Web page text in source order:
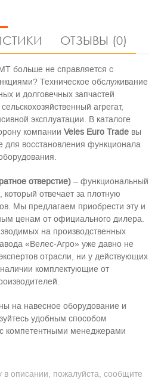
ОТЗЫВЫ (0)
больше не справляется с
Техническое обслуживание
и долговечных запчастей
агрегат,
эксплуатации. В каталоге
компании Veles Euro Trade вы
для восстановления функционала
отверстие) – функциональный
который отвечает за плотную
Мы предлагаем приобрести эту и
ценам от официального дилера.
на производственных
«Велес-Агро» уже давно не
отрасли, ни у действующих
комплектующие от
на навесное оборудование и
удобным способом
компетентными менеджерами
описании, пожалуйста, сообщите